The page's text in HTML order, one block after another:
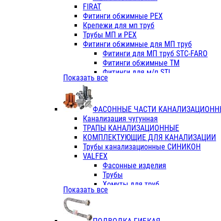
Фитинги ПП белые
Фитинги ПП белые
Фитинги ППс металл.белые
VALFEX
Трубы PE-RT
Трубы ПП водопровод белые
Трубы ПП водопровод серые
Трубы армированные
Трубы армированные
Фитинги с металл. серые
Фитинги ПП (серые)
Фитинги ПП белые
Краны
Фитинги ПП (белые)
Фитинги ПП с металлом белые
ПК КОНТУР
Краны полипропиленовые
Трубы полипропиленивые
FIRAT
Фитинги обжимные PEX
Крепежи для мп труб
Трубы МП и PEX
Фитинги обжимные для МП труб
Фитинги для МП труб STC-FARO
Фитинги обжимные ТМ
Фитинги для м/п STI
Фитинги для МП труб TITAN
TK
VALFEX
Показать все
ФАСОННЫЕ ЧАСТИ
Канализация чугунная
ТРАПЫ КАНАЛИЗАЦИОННЫЕ
КОМПЛЕКТУЮЩИЕ ДЛЯ КАНАЛИЗАЦИИ
Трубы канализационные СИНИКОН
VALFEX
Фасонные изделия
Трубы
Хомуты для труб
ПВХ (стройполимер)
Показать все